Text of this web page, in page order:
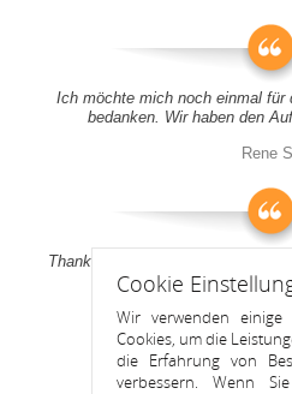
Ich möchte mich noch einmal für
bedanken. Wir haben den
Rene
Thank you all for your support! It
Anitah
Cookie
Wir verwenden einige
Cookies, um die
die Erfahrung von
verbessern. Wenn